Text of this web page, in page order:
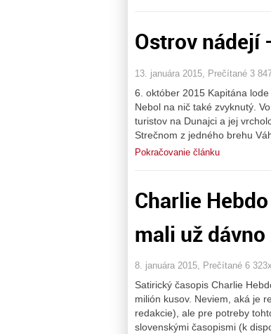
Ostrov nádejí
13. januára 2015, Prečítané 3
6. október 2015 Kapitána
Nebol na nič také zvyknutý.
turistov na Dunajci a jej
Strečnom z jedného brehu
Pokračovanie článku
Charlie
mali už
8. januára 2015, Prečítané 6
Satirický časopis Charlie
milión kusov. Neviem, aká je
redakcie), ale pre potreby
slovenskými časopismi (k